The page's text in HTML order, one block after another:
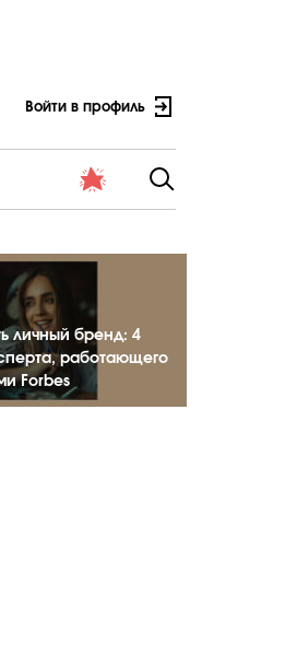
Войти в профиль
личный бренд: 4
работающего
Forbes